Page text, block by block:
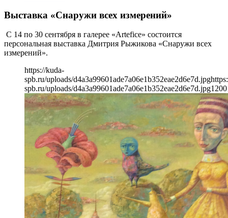
Выставка «Снаружи всех измерений»
С 14 по 30 сентября в галерее «Artefice» состоится
персональная выставка Дмитрия Рыжикова «Снаружи всех
измерений».
https://kuda-
spb.ru/uploads/d4a3a99601ade7a06e1b352eae2d6e7d.jpg
spb.ru/uploads/d4a3a99601ade7a06e1b352eae2d6e7d.jpg1200